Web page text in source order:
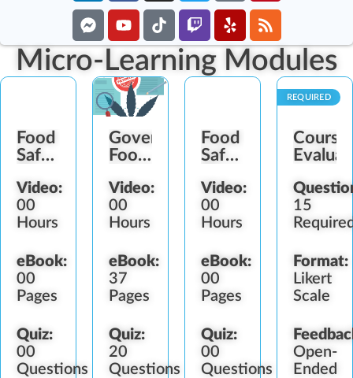
Micro-Learning Modules
Food
Safety
Establishment
Video:
00
Hours
eBook:
00
Pages
Quiz:
00
Questions
Government
Food
Regulators
Video:
00
Hours
eBook:
37
Pages
Quiz:
20
Questions
Food
Safety
Maintenance
Video:
00
Hours
eBook:
00
Pages
Quiz:
00
Questions
REQUIRED
Course
15
Format:
Likert
Scale
Open-
Ended